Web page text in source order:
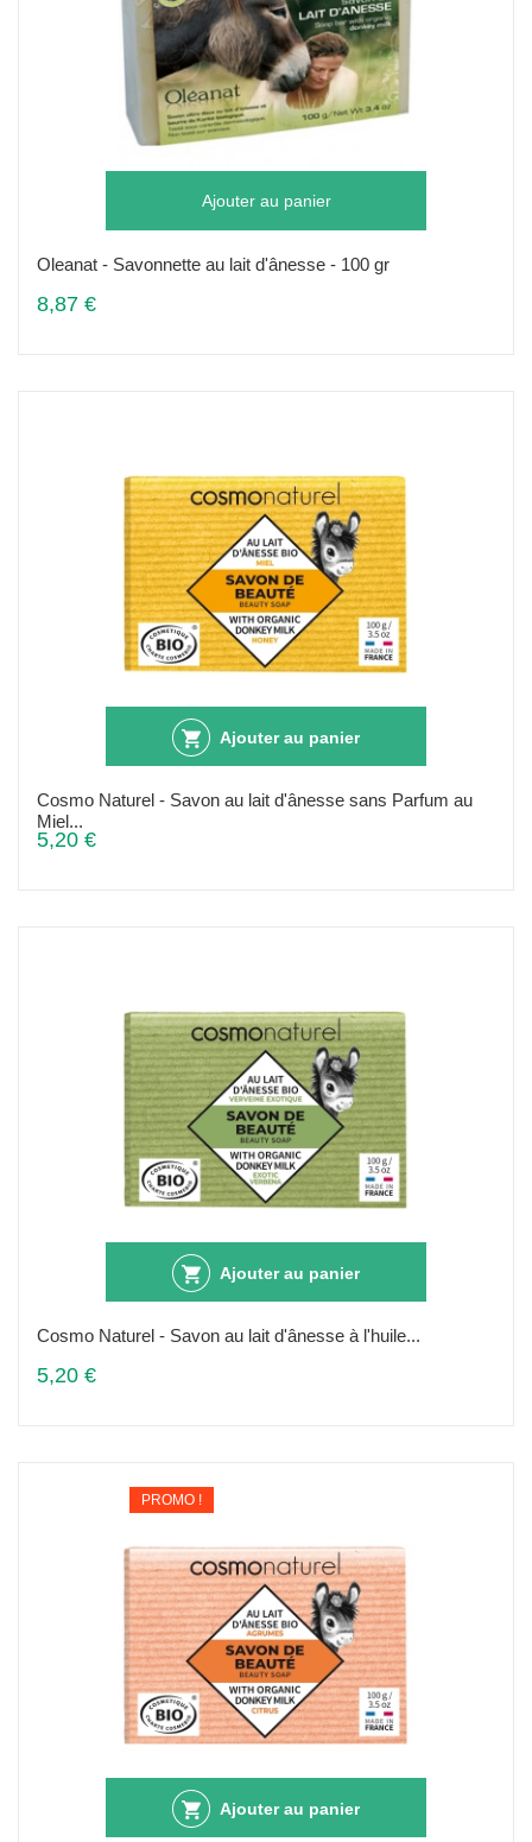
Ajouter au panier
Oleanat - Savonnette au lait d'ânesse - 100 gr
8,87 €
Ajouter au panier
Cosmo Naturel - Savon au lait d'ânesse sans Parfum au
Miel...
5,20 €
Ajouter au panier
Cosmo Naturel - Savon au lait d'ânesse à l'huile...
5,20 €
PROMO !
Ajouter au panier